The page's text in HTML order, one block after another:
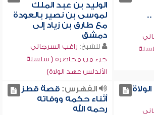
..
الوليد بن عبد الملك
لموسى بن نصير بالعودة
مع طارق بن زياد إلى
دمشق
للشيخ: راغب السرجاني
جزء من محاضرة ( سلسلة
الأندلس عهد الولاة)
الفهرس:قصة قطز
أثناء حكمه ووفاته
رحمه الله